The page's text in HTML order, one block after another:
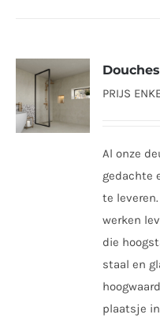
PRIJS
Al onze
gedachte
te
werken
die
staal en
plaatsje